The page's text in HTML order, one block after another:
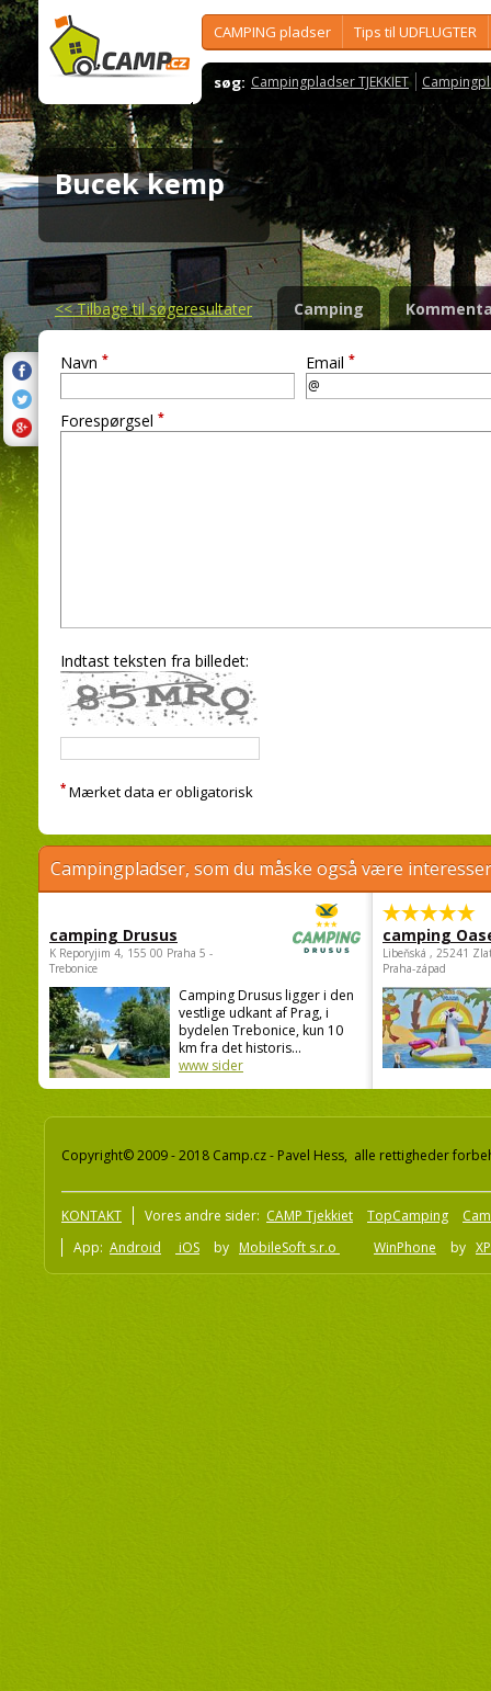
CAMPING pladser Tips til UDFLUGTER
søg: Campingpladser TJEKKIET
Bucek kemp
<<Tilbage til søgeresultater Camping
Navn * Email *
Forespørgsel *
Indtast teksten fra billedet:
* Mærket data er obligatorisk
Campingpladser, som du måske også være
camping Drusus
K Reporyjim 4, 155 00 Praha 5 -
Trebonice
Camping Drusus ligger i den
vestlige udkant af Prag, i
bydelen Trebonice, kun 10
km fra det historis...
www sider
camping
Libeňská , 25241
Praha-západ
Copyright© 2009 - 2018 Camp.cz - Pavel Hess, alle rettigheder
KONTAKT Vores andre sider: CAMP Tjekkiet TopCamping
App: Android iOS by MobileSoft s.r.o WinPhone by